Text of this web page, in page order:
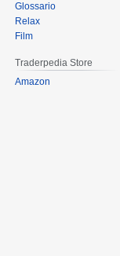
Glossario
Relax
Film
Traderpedia Store
Amazon